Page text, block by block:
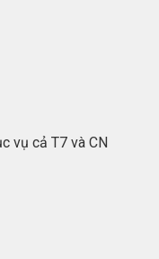
vụ cả T7 và CN